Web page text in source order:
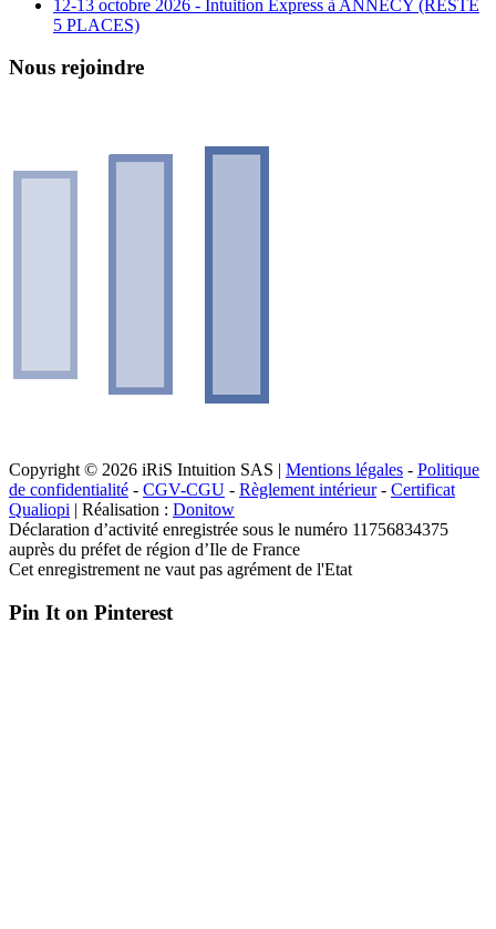
12-13 octobre 2026 - Intuition Express à ANNECY (RESTE
5 PLACES)
Nous rejoindre
Copyright © 2026 iRiS Intuition SAS | Mentions légales - Politique
de confidentialité - CGV-CGU - Règlement intérieur- Certificat
Qualiopi | Réalisation : Donitow
Déclaration d’activité enregistrée sous le numéro 11756834375
auprès du préfet de région d’Ile de France
Cet enregistrement ne vaut pas agrément de l'Etat
Pin It on Pinterest